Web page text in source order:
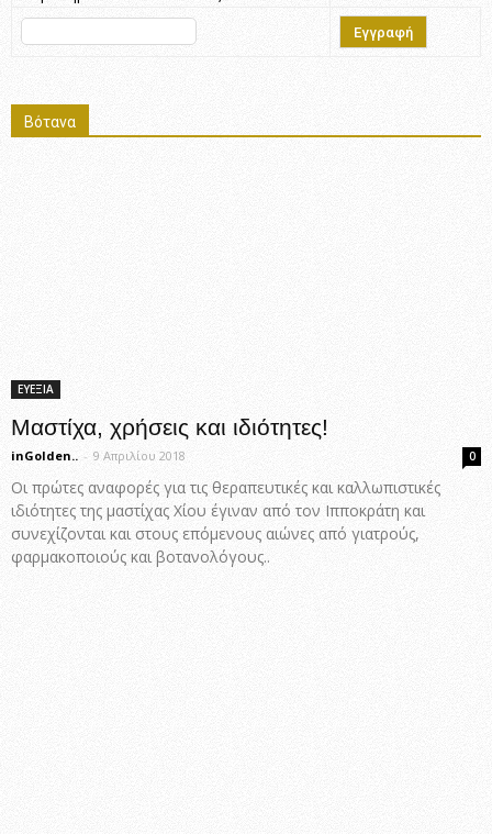
Βότανα
ΕΥΕΞΙΑ
Μαστίχα, χρήσεις και ιδιότητες!
inGolden.. - 9 Απριλίου 2018 0
Οι πρώτες αναφορές για τις θεραπευτικές και καλλωπιστικές
ιδιότητες της μαστίχας Χίου έγιναν από τον Ιπποκράτη και
συνεχίζονται και στους επόμενους αιώνες από γιατρούς,
φαρμακοποιούς και βοτανολόγους..